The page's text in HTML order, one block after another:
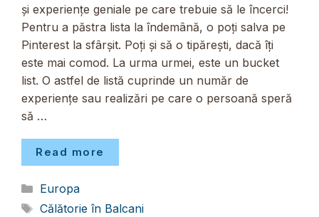
și experiențe geniale pe care trebuie să le încerci!
Pentru a păstra lista la îndemână, o poți salva pe
Pinterest la sfârșit. Poți și să o tipărești, dacă îți
este mai comod. La urma urmei, este un bucket
list. O astfel de listă cuprinde un număr de
experiențe sau realizări pe care o persoană speră
să …
Read more
Categorii
Europa
Etichete
Călătorie în Balcani